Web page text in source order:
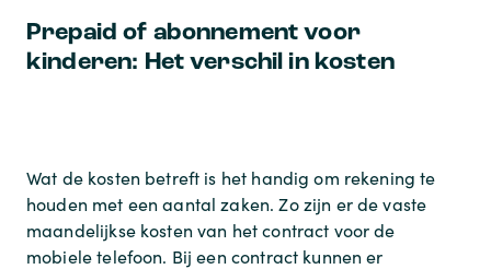
Prepaid of abonnement voor
kinderen: Het verschil in kosten
Wat de kosten betreft is het handig om rekening te
houden met een aantal zaken. Zo zijn er de vaste
maandelijkse kosten van het contract voor de
mobiele telefoon. Bij een contract kunnen er